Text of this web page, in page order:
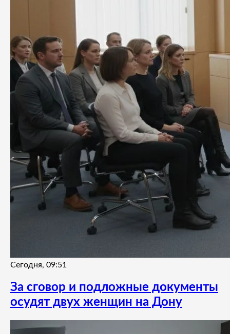
Сегодня, 09:51
За сговор и подложные документы
осудят двух женщин на Дону